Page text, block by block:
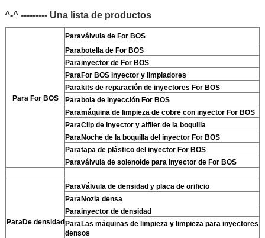
^-^ --------- Una lista de productos
Para For BOS
Paraválvula de For BOS
Parabotella de For BOS
Parainyector de For BOS
ParaFor BOS inyector y limpiadores
Parakits de reparación de inyectores For BOS
Parabola de inyección For BOS
Paramáquina de limpieza de cobre con inyector For BOS
ParaClip de inyector y alfiler de la boquilla
ParaNoche de la boquilla del inyector For BOS
Paratapa de plástico del inyector For BOS
Paraválvula de solenoide para inyector de For BOS
ParaDe densidad
ParaVálvula de densidad y placa de orificio
ParaNozla densa
Parainyector de densidad
ParaLas máquinas de limpieza y limpieza para inyectores
densos